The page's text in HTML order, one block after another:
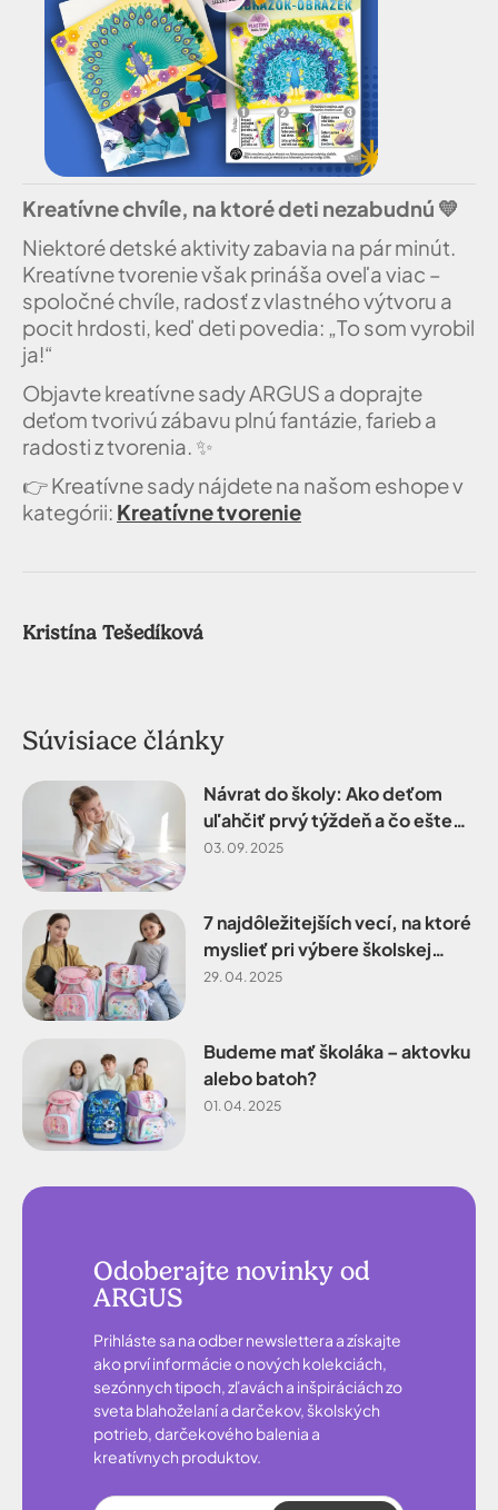
Kreatívne chvíle, na ktoré deti nezabudnú 💛
Niektoré detské aktivity zabavia na pár minút.
Kreatívne tvorenie však prináša oveľa viac –
spoločné chvíle, radosť z vlastného výtvoru a
pocit hrdosti, keď deti povedia: „To som vyrobil
ja!“
Objavte kreatívne sady ARGUS a doprajte
deťom tvorivú zábavu plnú fantázie, farieb a
radosti z tvorenia. ✨
👉Kreatívne sady nájdete na našom eshope v
kategórii: Kreatívne tvorenie
Kristína Tešedíková
Súvisiace články
Návrat do školy: Ako deťom
uľahčiť prvý týždeň a čo ešte
nezabudnúť dokúpiť
03. 09. 2025
7 najdôležitejších vecí, na ktoré
myslieť pri výbere školskej
tašky
29. 04. 2025
Budeme mať školáka – aktovku
alebo batoh?
01. 04. 2025
Odoberajte novinky od
ARGUS
Prihláste sa na odber newslettera a získajte
ako prví informácie o nových kolekciách,
sezónnych tipoch, zľavách a inšpiráciách zo
sveta blahoželaní a darčekov, školských
potrieb, darčekového balenia a
kreatívnych produktov.